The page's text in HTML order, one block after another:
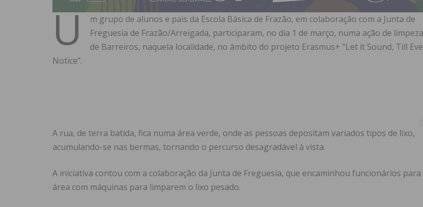
U
m grupo de alunos e pais da Escola Básica de Frazão, em colaboração com a Junta de
Freguesia de Frazão/Arreigada, participaram, no dia 1 de março, numa ação de
de Barreiros, naquela localidade, no âmbito do projeto Erasmus+ “Let it Sound, Till
Notice”.
A rua, de terra batida, fica numa área verde, onde as pessoas depositam variados tipos de lixo,
acumulando-se nas bermas, tornando o percurso desagradável à vista.
A iniciativa contou com a colaboração da Junta de Freguesia, que encaminhou funcionários para
área com máquinas para limparem o lixo pesado.